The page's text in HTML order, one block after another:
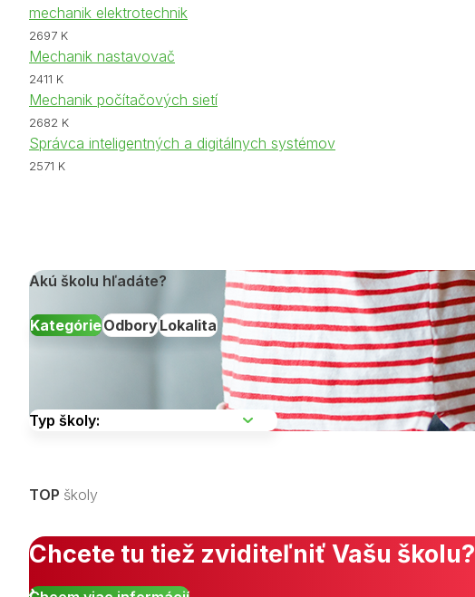
mechanik elektrotechnik
2697 K
Mechanik nastavovač
2411 K
Mechanik počítačových sietí
2682 K
Správca inteligentných a digitálnych systémov
2571 K
Akú školu hľadáte?
KategórieOdboryLokalita
TOP školy
Chcete tu tiež zviditeľniť Vašu školu?